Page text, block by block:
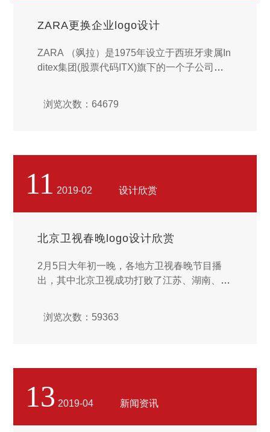
ZARA更换企业logo设计
ZARA （飒拉）是1975年设立于西班牙隶属In
ditex集团(股票代码ITX)旗下的一个子公司，
名第一的服装商，在87个国家内设立超过两千
浏览次数：64679
11 2019-02 设计欣赏
北京卫视春晚logo设计欣赏
2月5日大年初一晚，各地方卫视春晚节目播
出，其中北京卫视成功打败了江苏、湖南、东
go设计，下面来欣赏一下：...
浏览次数：59363
13 2019-04 新闻资讯